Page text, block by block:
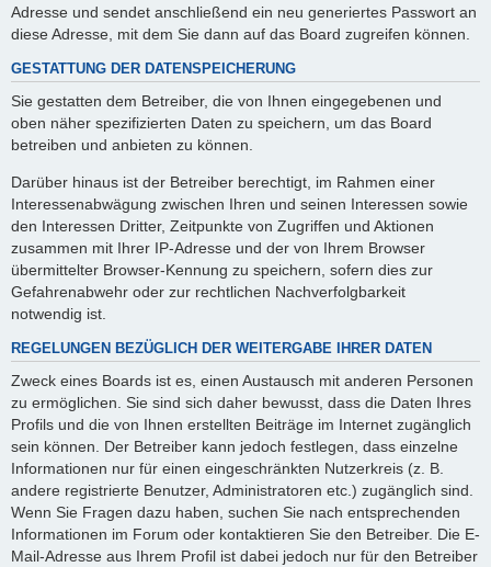
Adresse und sendet anschließend ein neu generiertes Passwort an
diese Adresse, mit dem Sie dann auf das Board zugreifen können.
GESTATTUNG DER DATENSPEICHERUNG
Sie gestatten dem Betreiber, die von Ihnen eingegebenen und
oben näher spezifizierten Daten zu speichern, um das Board
betreiben und anbieten zu können.
Darüber hinaus ist der Betreiber berechtigt, im Rahmen einer
Interessenabwägung zwischen Ihren und seinen Interessen sowie
den Interessen Dritter, Zeitpunkte von Zugriffen und Aktionen
zusammen mit Ihrer IP-Adresse und der von Ihrem Browser
übermittelter Browser-Kennung zu speichern, sofern dies zur
Gefahrenabwehr oder zur rechtlichen Nachverfolgbarkeit
notwendig ist.
REGELUNGEN BEZÜGLICH DER WEITERGABE IHRER DATEN
Zweck eines Boards ist es, einen Austausch mit anderen Personen
zu ermöglichen. Sie sind sich daher bewusst, dass die Daten Ihres
Profils und die von Ihnen erstellten Beiträge im Internet zugänglich
sein können. Der Betreiber kann jedoch festlegen, dass einzelne
Informationen nur für einen eingeschränkten Nutzerkreis (z. B.
andere registrierte Benutzer, Administratoren etc.) zugänglich sind.
Wenn Sie Fragen dazu haben, suchen Sie nach entsprechenden
Informationen im Forum oder kontaktieren Sie den Betreiber. Die E-
Mail-Adresse aus Ihrem Profil ist dabei jedoch nur für den Betreiber